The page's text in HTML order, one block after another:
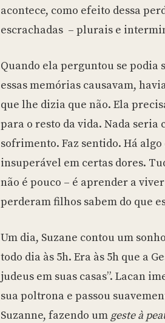
acontece, como efeito dessa
escrachadas – plurais e
Quando ela perguntou se
essas memórias causavam,
que lhe dizia que não. Ela
para o resto da vida. Nada seria
sofrimento. Faz sentido. Há
insuperável em certas dores.
não é pouco – é aprender a
perderam filhos sabem do que
Um dia, Suzane contou um
todo dia às 5h. Era às 5h que a
judeus em suas casas”. Lacan
sua poltrona e passou
Suzanne, fazendo um geste à